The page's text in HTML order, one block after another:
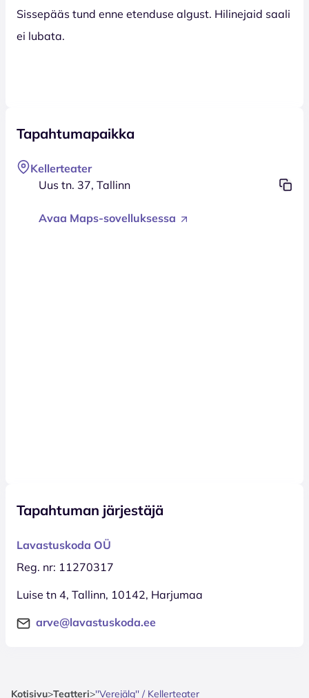
Sissepääs tund enne etenduse algust. Hilinejaid saali
ei lubata.
Tapahtumapaikka
Kellerteater
Uus tn. 37, Tallinn
Avaa Maps-sovelluksessa
Tapahtuman järjestäjä
Lavastuskoda OÜ
Reg. nr: 11270317
Luise tn 4, Tallinn, 10142, Harjumaa
arve@lavastuskoda.ee
Kotisivu>Teatteri>''Verejälg'' / Kellerteater